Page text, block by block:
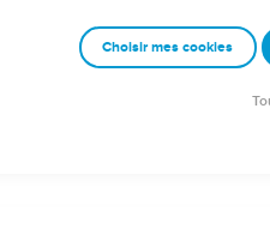
Codex - tanach.us --- Grec : ©
Choisir mes cookies